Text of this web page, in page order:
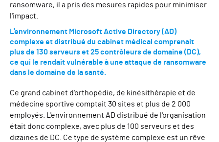
ransomware, il a pris des mesures rapides pour minimiser
l'impact.
L'environnement Microsoft Active Directory (AD)
complexe et distribué du cabinet médical comprenait
plus de 130 serveurs et 25 contrôleurs de domaine (DC),
ce qui le rendait vulnérable à une attaque de ransomware
dans le domaine de la santé.
Ce grand cabinet d'orthopédie, de kinésithérapie et de
médecine sportive comptait 30 sites et plus de 2 000
employés. L'environnement AD distribué de l'organisation
était donc complexe, avec plus de 100 serveurs et des
dizaines de DC. Ce type de système complexe est un rêve